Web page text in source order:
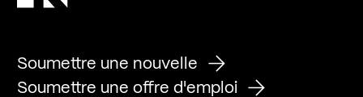
Soumettre une nouvelle
Soumettre une offre d'emploi